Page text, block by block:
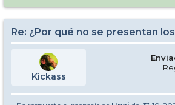
Re: ¿Por qué no se presentan
Kickass